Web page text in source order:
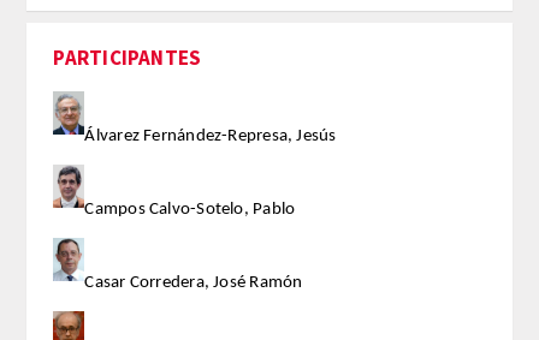
VETERINARIA
SUPERNUMERARIOS
CORRESPONDIENTES
PARTICIPANTES
Álvarez Fernández-Represa, Jesús
Campos Calvo-Sotelo, Pablo
Casar Corredera, José Ramón